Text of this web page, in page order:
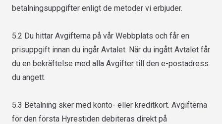
betalningsuppgifter enligt de metoder vi erbjuder.
5.2 Du hittar Avgifterna på vår Webbplats och får en
prisuppgift innan du ingår Avtalet. När du ingått Avtalet får
du en bekräftelse med alla Avgifter till den e-postadress
du angett.
5.3 Betalning sker med konto- eller kreditkort. Avgifterna
för den första Hyrestiden debiteras direkt på